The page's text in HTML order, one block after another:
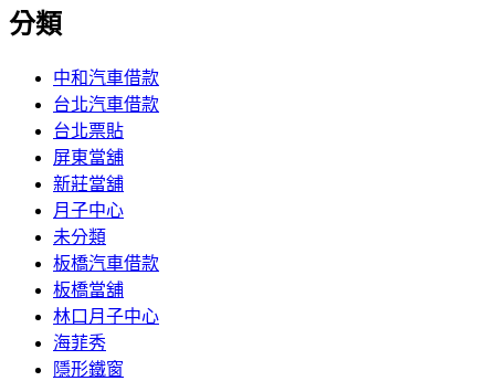
分類
中和汽車借款
台北汽車借款
台北票貼
屏東當舖
新莊當舖
月子中心
未分類
板橋汽車借款
板橋當舖
林口月子中心
海菲秀
隱形鐵窗